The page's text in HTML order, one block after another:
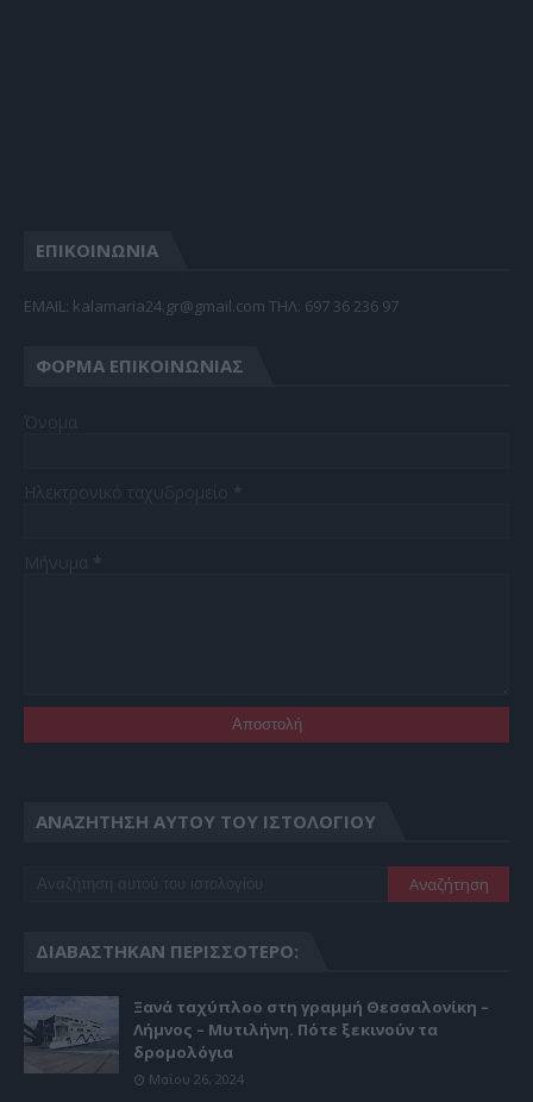
ΕΠΙΚΟΙΝΩΝΙΑ
EMAIL: kalamaria24.gr@gmail.com TΗΛ: 697 36 236 97
ΦΌΡΜΑ ΕΠΙΚΟΙΝΩΝΊΑΣ
ΑΝΑΖΉΤΗΣΗ ΑΥΤΟΎ ΤΟΥ ΙΣΤΟΛΟΓΊΟΥ
ΔΙΑΒΆΣΤΗΚΑΝ ΠΕΡΙΣΣΌΤΕΡΟ:
Ξανά ταχύπλοο στη γραμμή Θεσσαλονίκη –
Λήμνος – Μυτιλήνη. Πότε ξεκινούν τα
δρομολόγια
Μαΐου 26, 2024